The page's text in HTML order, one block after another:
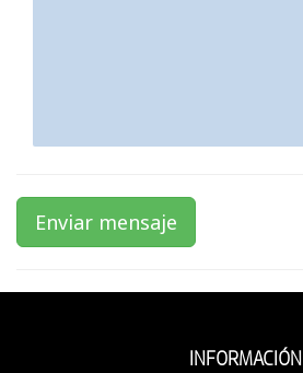
Enviar mensaje
INFORMACIÓN